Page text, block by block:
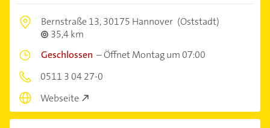
Bernstraße 13,30175 Hannover (Oststadt)
35,4 km
Geschlossen –Öffnet Montag um 07:00
0511 3 04 27-0
Webseite